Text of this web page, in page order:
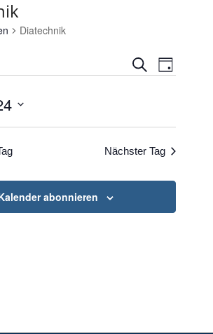
Diatechnik
SucheTag
Nächster Tag
abonnieren